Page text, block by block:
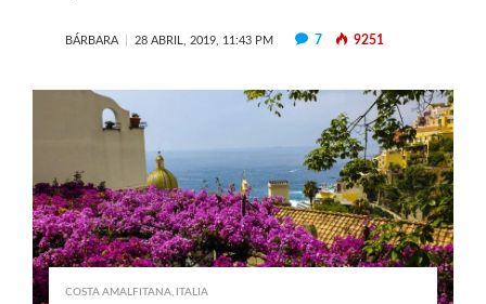
BÁRBARA 28 ABRIL, 2019, 11:43 PM 7 9251
COSTA AMALFITANA ITALIA